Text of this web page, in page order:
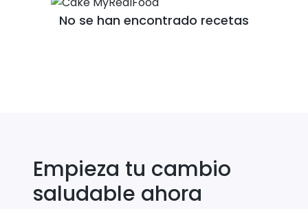
No se han encontrado recetas
Empieza tu cambio
saludable ahora